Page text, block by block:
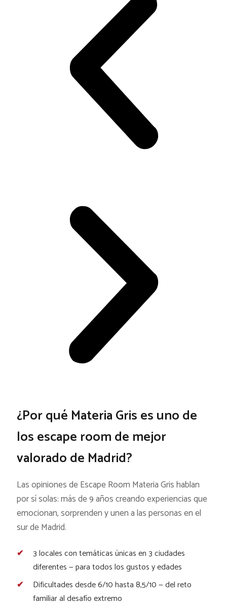
¿Por qué Materia Gris es uno de
los escape room de mejor
valorado de Madrid?
Las opiniones de Escape Room Materia Gris hablan
por sí solas: más de 9 años creando experiencias que
emocionan, sorprenden y unen a las personas en el
sur de Madrid.
3 locales con temáticas únicas en 3 ciudades
diferentes — para todos los gustos y edades
Dificultades desde 6/10 hasta 8,5/10 — del reto
familiar al desafío extremo